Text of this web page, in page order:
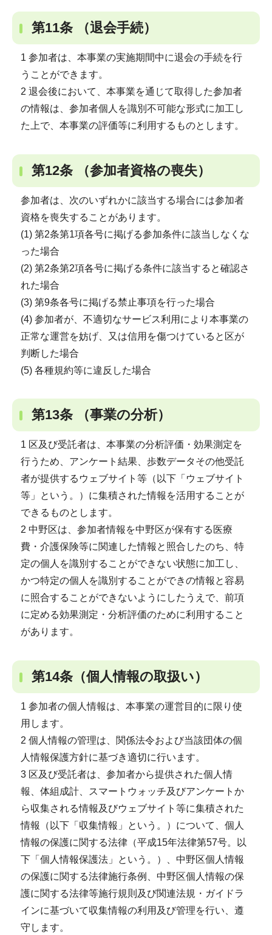
第11条 （退会手続）
1 参加者は、本事業の実施期間中に退会の手続を行
うことができます。
2 退会後において、本事業を通じて取得した参加者
の情報は、参加者個人を識別不可能な形式に加工し
た上で、本事業の評価等に利用するものとします。
第12条 （参加者資格の喪失）
参加者は、次のいずれかに該当する場合には参加者
資格を喪失することがあります。
(1) 第2条第1項各号に掲げる参加条件に該当しなくな
った場合
(2) 第2条第2項各号に掲げる条件に該当すると確認さ
れた場合
(3) 第9条各号に掲げる禁止事項を行った場合
(4) 参加者が、不適切なサービス利用により本事業の
正常な運営を妨げ、又は信用を傷つけていると区が
判断した場合
(5) 各種規約等に違反した場合
第13条 （事業の分析）
1 区及び受託者は、本事業の分析評価・効果測定を
行うため、アンケート結果、歩数データその他受託
者が提供するウェブサイト等（以下「ウェブサイト
等」という。）に集積された情報を活用することが
できるものとします。
2 中野区は、参加者情報を中野区が保有する医療
費・介護保険等に関連した情報と照合したのち、特
定の個人を識別することができない状態に加工し、
かつ特定の個人を識別することができの情報と容易
に照合することができないようにしたうえで、前項
に定める効果測定・分析評価のために利用すること
があります。
第14条（個人情報の取扱い）
1 参加者の個人情報は、本事業の運営目的に限り使
用します。
2 個人情報の管理は、関係法令および当該団体の個
人情報保護方針に基づき適切に行います。
3 区及び受託者は、参加者から提供された個人情
報、体組成計、スマートウォッチ及びアンケートか
ら収集される情報及びウェブサイト等に集積された
情報（以下「収集情報」という。）について、個人
情報の保護に関する法律（平成15年法律第57号。以
下「個人情報保護法」という。）、中野区個人情報
の保護に関する法律施行条例、中野区個人情報の保
護に関する法律等施行規則及び関連法規・ガイドラ
インに基づいて収集情報の利用及び管理を行い、遵
守します。